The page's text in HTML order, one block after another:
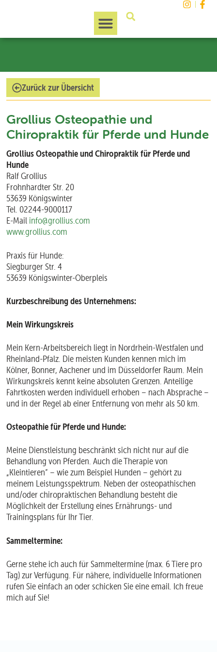
Zurück zur Übersicht
Grollius Osteopathie und
Chiropraktik für Pferde und Hunde
Grollius Osteopathie und Chiropraktik für Pferde und
Hunde
Ralf Grollius
Frohnhardter Str. 20
53639 Königswinter
Tel. 02244-9000117
E-Mail info@grollius.com
www.grollius.com
Praxis für Hunde:
Siegburger Str. 4
53639 Königswinter-Oberpleis
Kurzbeschreibung des Unternehmens:
Mein Wirkungskreis
Mein Kern-Arbeitsbereich liegt in Nordrhein-Westfalen und
Rheinland-Pfalz. Die meisten Kunden kennen mich im
Kölner, Bonner, Aachener und im Düsseldorfer Raum. Mein
Wirkungskreis kennt keine absoluten Grenzen. Anteilige
Fahrtkosten werden individuell erhoben – nach Absprache –
und in der Regel ab einer Entfernung von mehr als 50 km.
Osteopathie für Pferde und Hunde:
Meine Dienstleistung beschränkt sich nicht nur auf die
Behandlung von Pferden. Auch die Therapie von
„Kleintieren“ – wie zum Beispiel Hunden – gehört zu
meinem Leistungsspektrum. Neben der osteopathischen
und/oder chiropraktischen Behandlung besteht die
Möglichkeit der Erstellung eines Ernährungs- und
Trainingsplans für Ihr Tier.
Sammeltermine:
Gerne stehe ich auch für Sammeltermine (max. 6 Tiere pro
Tag) zur Verfügung. Für nähere, individuelle Informationen
rufen Sie einfach an oder schicken Sie eine email. Ich freue
mich auf Sie!